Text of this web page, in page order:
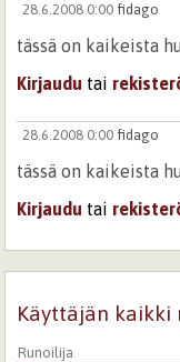
28.6.2008 0:00 fidago
tässä on kaikeista
Kirjaudu tai
28.6.2008 0:00 fidago
tässä on kaikeista
Kirjaudu tai
Käyttäjän kaikki
Runoilija